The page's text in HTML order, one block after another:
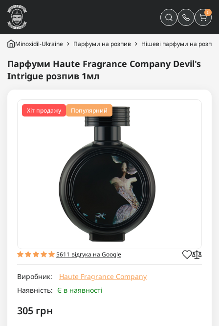
0
Minoxidil-Ukraine Парфуми на розпив Нішеві парфуми на розпив
Парфуми Haute Fragrance Company Devil's
Intrigue розпив 1мл
Хіт продажу Популярний
5611 відгука на Google
Виробник:
Haute Fragrance Company
Наявність: Є в наявності
305 грн